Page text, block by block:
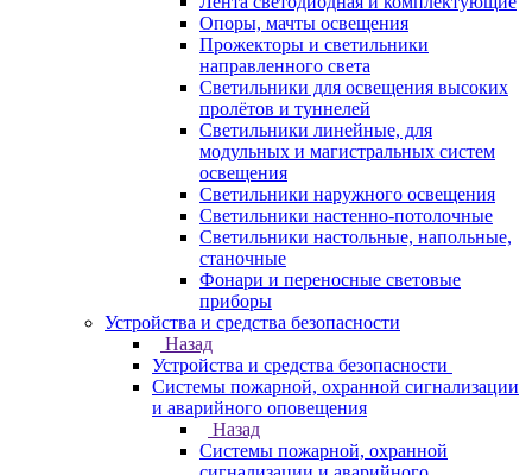
Опоры, мачты освещения
Прожекторы и светильники
направленного света
Светильники для освещения высоких
пролётов и туннелей
Светильники линейные, для
модульных и магистральных систем
освещения
Светильники наружного освещения
Светильники настенно-потолочные
Светильники настольные, напольные,
станочные
Фонари и переносные световые
приборы
Устройства и средства безопасности
Назад
Устройства и средства безопасности
Системы пожарной, охранной сигнализации
и аварийного оповещения
Назад
Системы пожарной, охранной